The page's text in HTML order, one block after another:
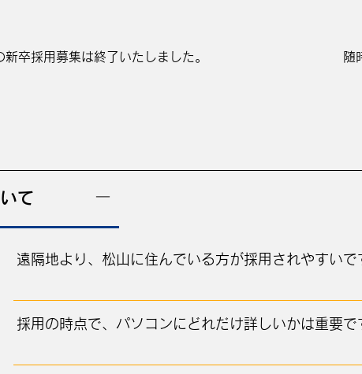
新卒採用募集は終了いたしました。 随
－
て
遠隔地より、松山に住んでいる方が採用されやすいで
採用の時点で、パソコンにどれだけ詳しいかは重要で